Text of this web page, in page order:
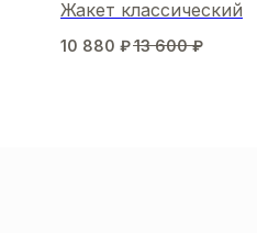
Жакет классический
10 880 ₽13 600 ₽